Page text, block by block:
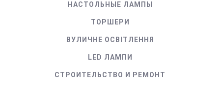
НАСТОЛЬНЫЕ ЛАМПЫ
ТОРШЕРИ
ВУЛИЧНЕ ОСВІТЛЕННЯ
LED ЛАМПИ
СТРОИТЕЛЬСТВО И РЕМОНТ